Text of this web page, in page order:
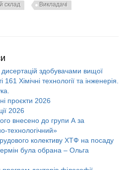
склад Викладачі
дисертацій здобувачами вищої
161 Хімічні технології та інженерія.
проєкти 2026
2026
внесено до групи А за
технологічний»
колективу ХТФ на посаду
була обрана – Ольга